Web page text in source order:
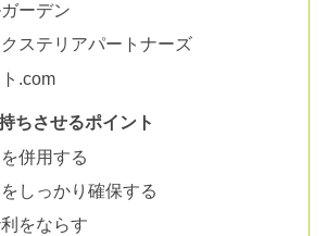
ーデン
ステリアパートナーズ
.com
ちさせるポイント
併用する
しっかり確保する
をならす